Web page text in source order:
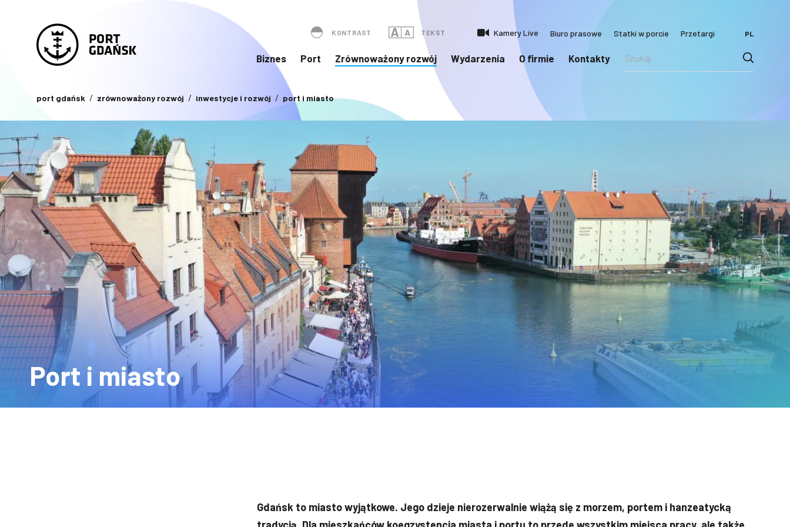
KONTRAST TEKST Kamery Live Biuro prasowe Statki w porcie Przetargi PL
Biznes Port Zrównoważony rozwój Wydarzenia O firmie Kontakty
port gdańsk zrównoważony rozwój inwestycje i rozwój port i miasto
Port i miasto
Gdańsk to miasto wyjątkowe. Jego dzieje nierozerwalnie wiążą się z morzem, portem i hanzeatycką